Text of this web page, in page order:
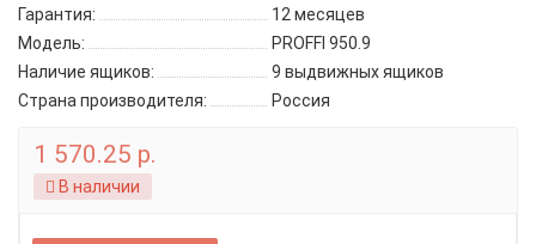
Гарантия:
12 месяцев
Модель:
PROFFI 950.9
Наличие ящиков:
9 выдвижных ящиков
Страна производителя:
Россия
1 570.25 р.
В наличии